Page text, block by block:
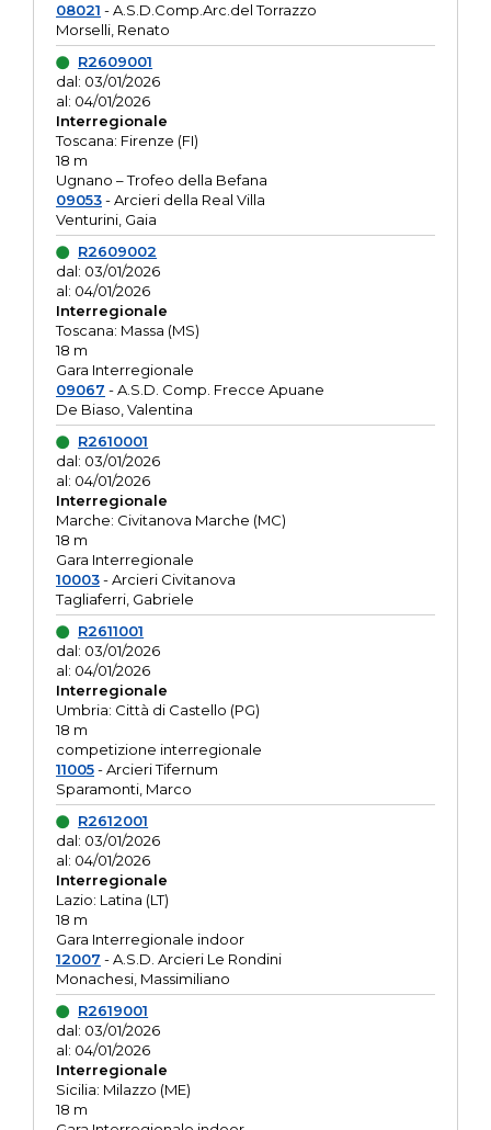
08021 - A.S.D.Comp.Arc.del Torrazzo
Morselli, Renato
R2609001
dal: 03/01/2026
al: 04/01/2026
Interregionale
Toscana: Firenze (FI)
18 m
Ugnano – Trofeo della Befana
09053- Arcieri della Real Villa
Venturini, Gaia
R2609002
dal: 03/01/2026
al: 04/01/2026
Interregionale
Toscana: Massa (MS)
18 m
Gara Interregionale
09067 - A.S.D. Comp. Frecce Apuane
De Biaso, Valentina
R2610001
dal: 03/01/2026
al: 04/01/2026
Interregionale
Marche: Civitanova Marche (MC)
18 m
Gara Interregionale
10003- Arcieri Civitanova
Tagliaferri, Gabriele
R2611001
dal: 03/01/2026
al: 04/01/2026
Interregionale
Umbria: Città di Castello (PG)
18 m
competizione interregionale
11005- Arcieri Tifernum
Sparamonti, Marco
R2612001
dal: 03/01/2026
al: 04/01/2026
Interregionale
Lazio: Latina (LT)
18 m
Gara Interregionale indoor
12007 - A.S.D. Arcieri Le Rondini
Monachesi, Massimiliano
R2619001
dal: 03/01/2026
al: 04/01/2026
Interregionale
Sicilia: Milazzo (ME)
18 m